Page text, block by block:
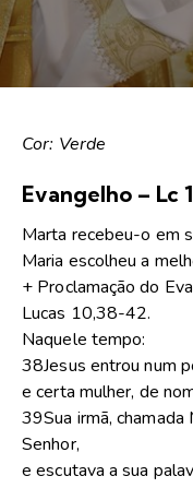
Cor: Verde
Evangelho – Lc
Marta recebeu-o em
Maria escolheu a
+ Proclamação do
Lucas 10,38-42.
Naquele tempo:
38Jesus entrou num
e certa mulher, de
39Sua irmã,
Senhor,
e escutava a sua